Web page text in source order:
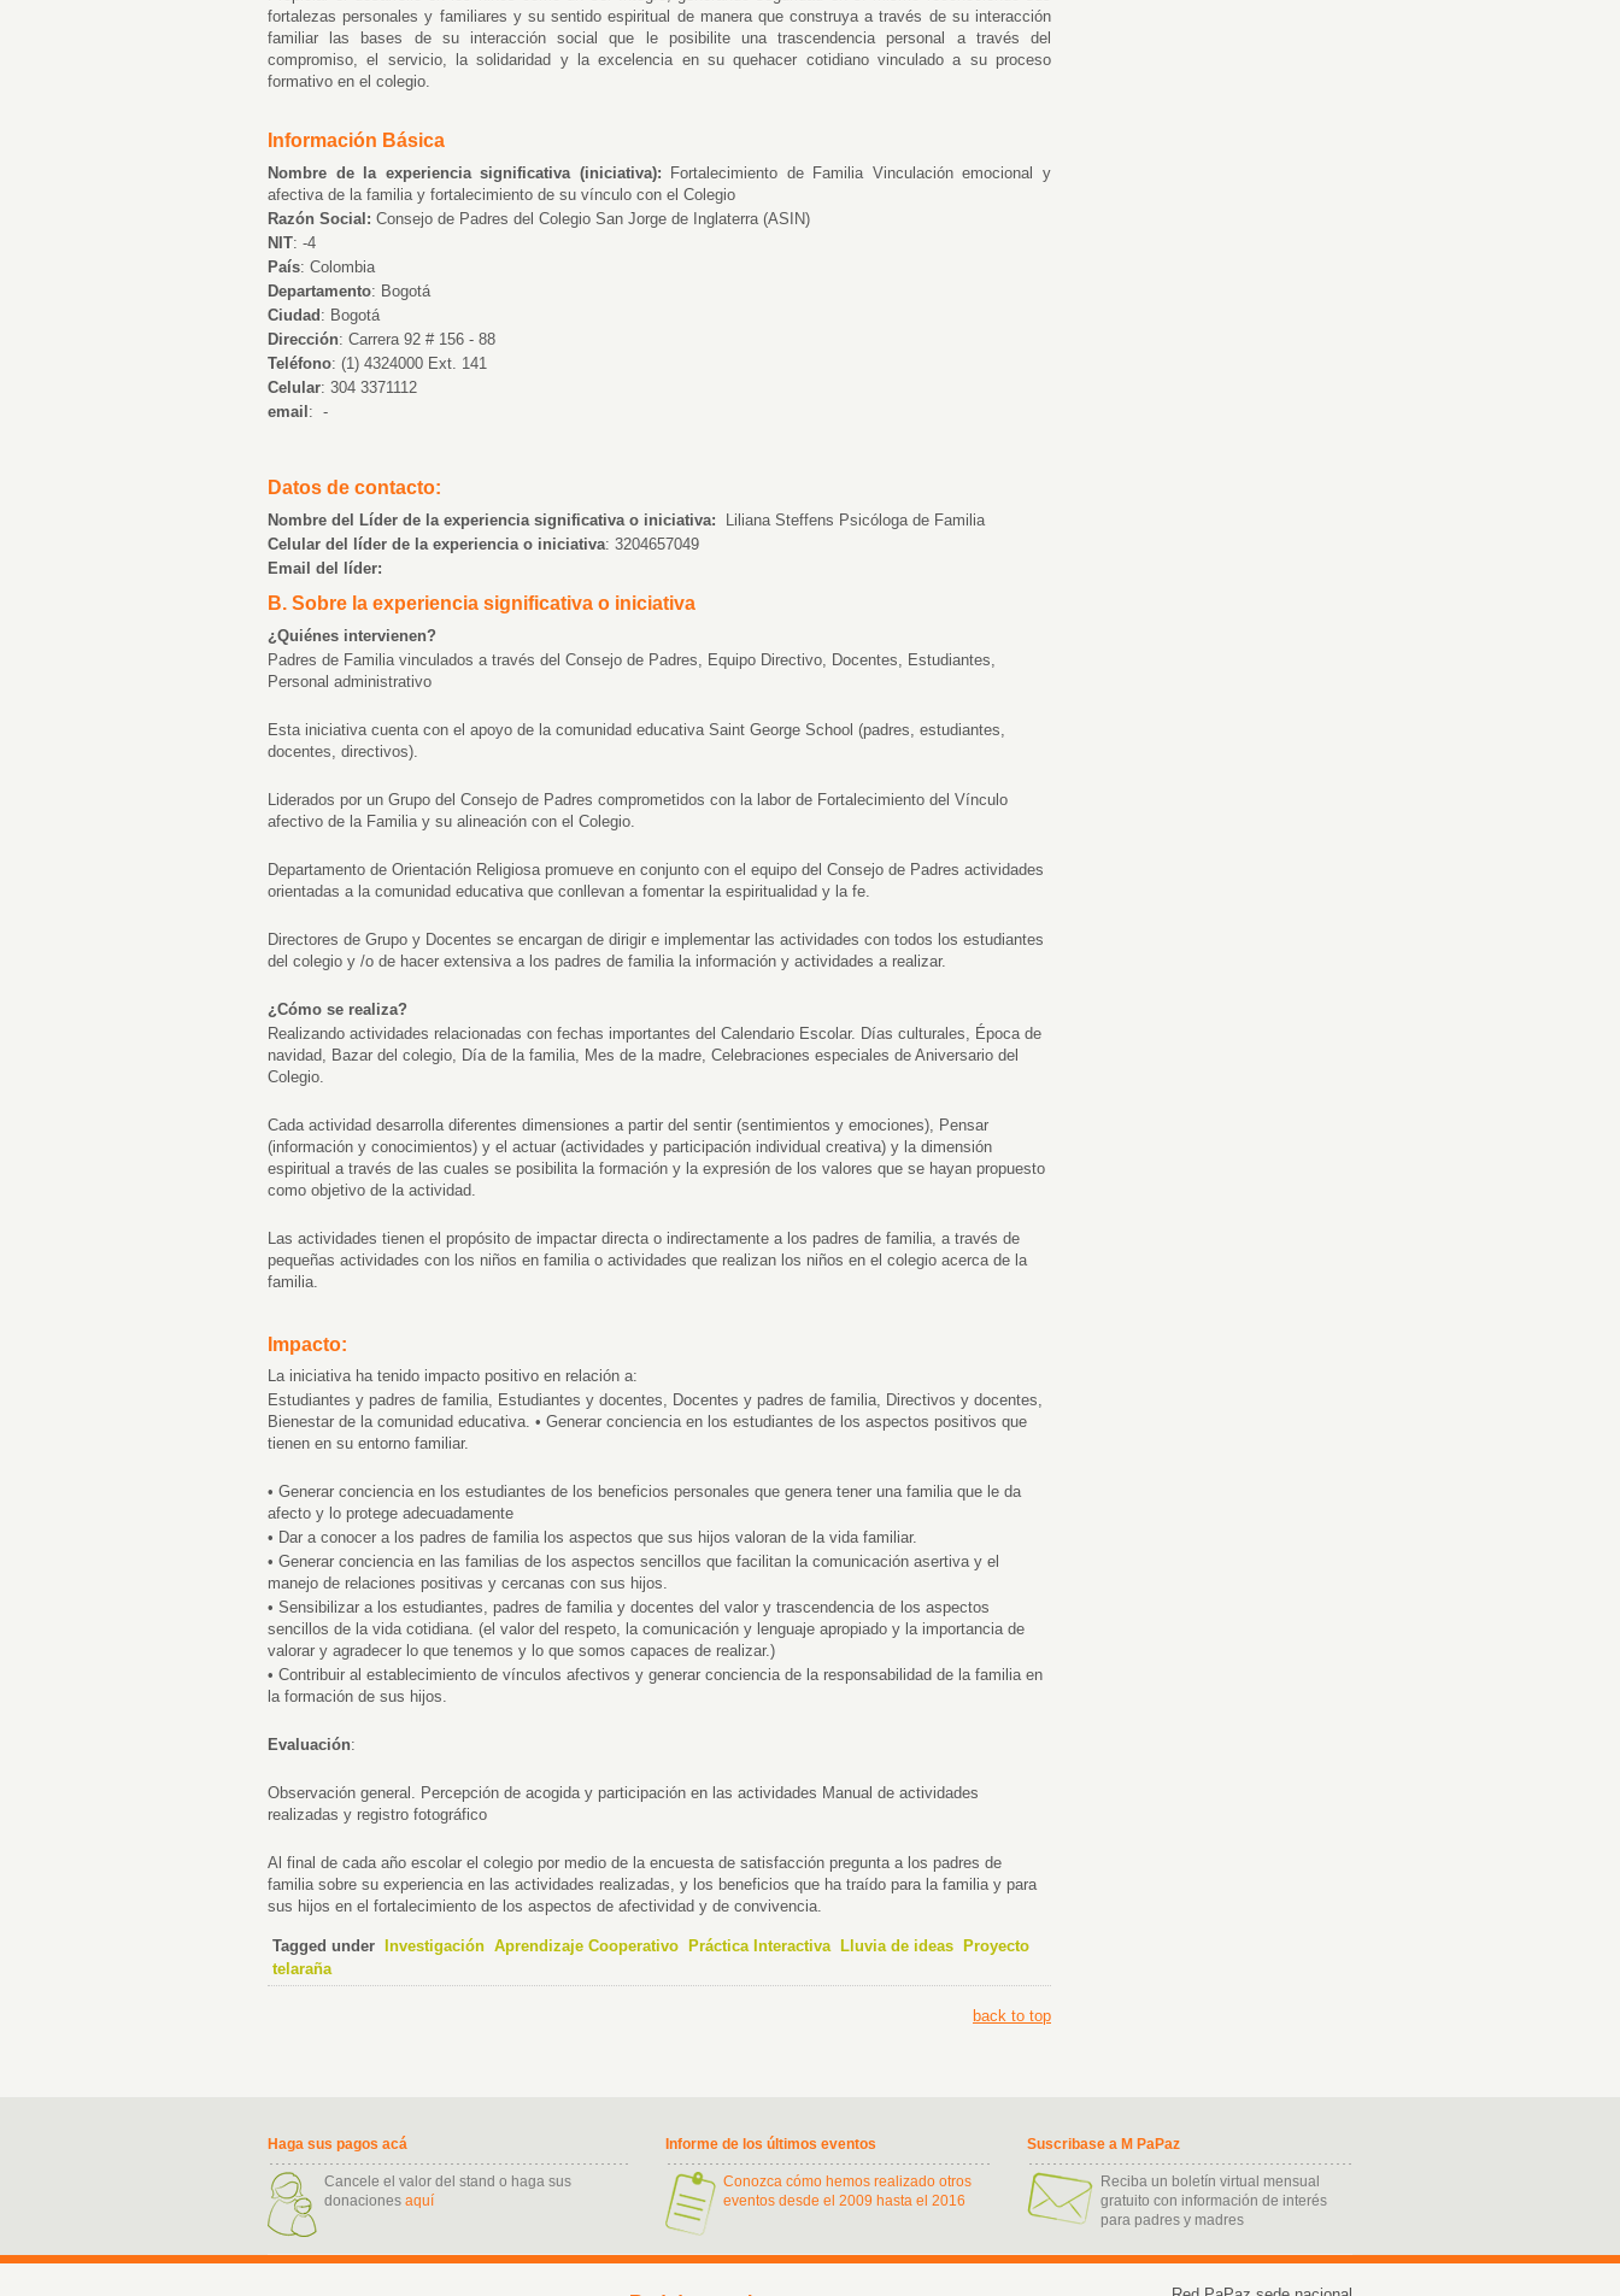
fortalezas personales y familiares y su sentido espiritual de manera que construya a través de su interacción
familiar las bases de su interacción social que le posibilite una trascendencia personal a través del
compromiso, el servicio, la solidaridad y la excelencia en su quehacer cotidiano vinculado a su proceso
formativo en el colegio.
Información Básica
Nombre de la experiencia significativa (iniciativa):
Fortalecimiento de Familia Vinculación emocional y
afectiva de la familia y fortalecimiento de su vínculo con el Colegio
Razón Social: Consejo de Padres del Colegio San Jorge de Inglaterra (ASIN)
NIT: -4
País: Colombia
Departamento: Bogotá
Ciudad : Bogotá
Dirección: Carrera 92 # 156 - 88
Teléfono: (1) 4324000 Ext. 141
Celular: 304 3371112
email : -
Datos de contacto:
Nombre del Líder de la experiencia significativa o iniciativa:
Liliana Steffens Psicóloga de Familia
Celular del líder de la experiencia o iniciativa: 3204657049
Email del líder:
B. Sobre la experiencia significativa o iniciativa
¿Quiénes intervienen?
Padres de Familia vinculados a través del Consejo de Padres, Equipo Directivo, Docentes, Estudiantes,
Personal administrativo
Esta iniciativa cuenta con el apoyo de la comunidad educativa Saint George School (padres, estudiantes,
docentes, directivos).
Liderados por un Grupo del Consejo de Padres comprometidos con la labor de Fortalecimiento del Vínculo
afectivo de la Familia y su alineación con el Colegio.
Departamento de Orientación Religiosa promueve en conjunto con el equipo del Consejo de Padres actividades
orientadas a la comunidad educativa que conllevan a fomentar la espiritualidad y la fe.
Directores de Grupo y Docentes se encargan de dirigir e implementar las actividades con todos los estudiantes
del colegio y /o de hacer extensiva a los padres de familia la información y actividades a realizar.
¿Cómo se realiza?
Realizando actividades relacionadas con fechas importantes del Calendario Escolar. Días culturales, Época de
navidad, Bazar del colegio, Día de la familia, Mes de la madre, Celebraciones especiales de Aniversario del
Colegio.
Cada actividad desarrolla diferentes dimensiones a partir del sentir (sentimientos y emociones), Pensar
(información y conocimientos) y el actuar (actividades y participación individual creativa) y la dimensión
espiritual a través de las cuales se posibilita la formación y la expresión de los valores que se hayan propuesto
como objetivo de la actividad.
Las actividades tienen el propósito de impactar directa o indirectamente a los padres de familia, a través de
pequeñas actividades con los niños en familia o actividades que realizan los niños en el colegio acerca de la
familia.
Impacto:
La iniciativa ha tenido impacto positivo en relación a:
Estudiantes y padres de familia, Estudiantes y docentes, Docentes y padres de familia, Directivos y docentes,
Bienestar de la comunidad educativa. • Generar conciencia en los estudiantes de los aspectos positivos que
tienen en su entorno familiar.
• Generar conciencia en los estudiantes de los beneficios personales que genera tener una familia que le da
afecto y lo protege adecuadamente
• Dar a conocer a los padres de familia los aspectos que sus hijos valoran de la vida familiar.
• Generar conciencia en las familias de los aspectos sencillos que facilitan la comunicación asertiva y el
manejo de relaciones positivas y cercanas con sus hijos.
• Sensibilizar a los estudiantes, padres de familia y docentes del valor y trascendencia de los aspectos
sencillos de la vida cotidiana. (el valor del respeto, la comunicación y lenguaje apropiado y la importancia de
valorar y agradecer lo que tenemos y lo que somos capaces de realizar.)
• Contribuir al establecimiento de vínculos afectivos y generar conciencia de la responsabilidad de la familia en
la formación de sus hijos.
Evaluación:
Observación general. Percepción de acogida y participación en las actividades Manual de actividades
realizadas y registro fotográfico
Al final de cada año escolar el colegio por medio de la encuesta de satisfacción pregunta a los padres de
familia sobre su experiencia en las actividades realizadas, y los beneficios que ha traído para la familia y para
sus hijos en el fortalecimiento de los aspectos de afectividad y de convivencia.
Tagged under Investigación Aprendizaje Cooperativo Práctica Interactiva Lluvia de ideas
Proyecto
telaraña
back to top
Haga sus pagos acá
Cancele el valor del stand o haga sus
donaciones aquí
Informe de los últimos eventos
Conozca cómo hemos realizado otros
eventos desde el 2009 hasta el 2016
Suscribase a M PaPaz
Reciba un boletín virtual mensual
gratuito con información de interés
para padres y madres